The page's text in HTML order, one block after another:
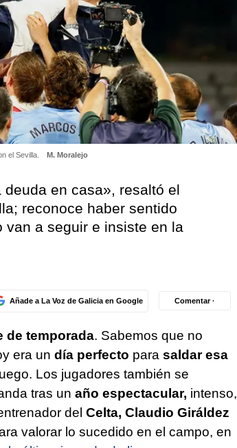
el Sevilla. M. Moralejo
en casa», resaltó el
reconoce haber sentido
van a seguir e insiste en la
Añade a La Voz de Galicia en Google Comentar ·
de temporada. Sabemos que no
era un día perfecto para saldar esa
Los jugadores también se
tras un año espectacular, intenso,
del Celta, Claudio Giráldez
valorar lo sucedido en el campo, en